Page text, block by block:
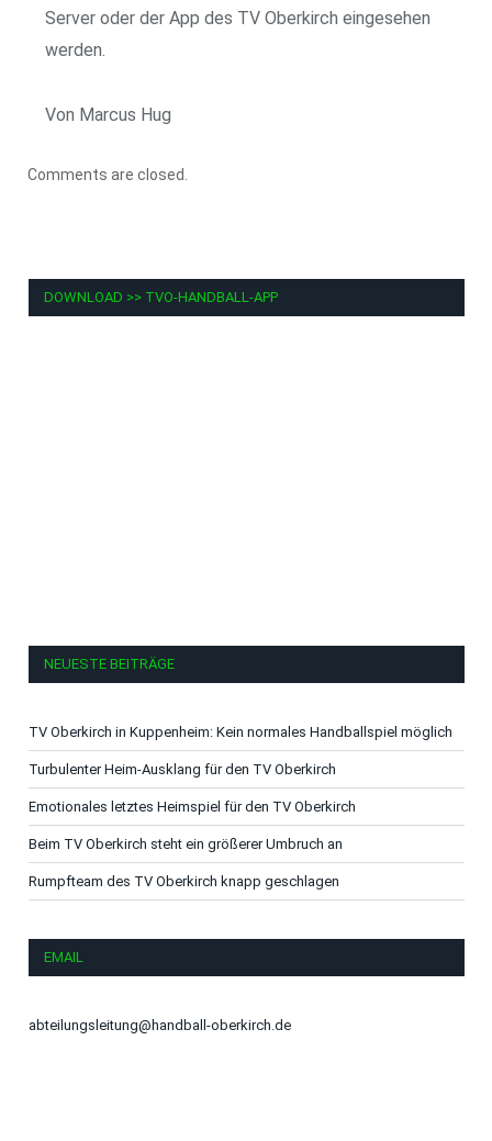
Server oder der App des TV Oberkirch eingesehen
werden.
Von Marcus Hug
Comments are closed.
DOWNLOAD >> TVO-HANDBALL-APP
NEUESTE BEITRÄGE
TV Oberkirch in Kuppenheim: Kein normales Handballspiel möglich
Turbulenter Heim-Ausklang für den TV Oberkirch
Emotionales letztes Heimspiel für den TV Oberkirch
Beim TV Oberkirch steht ein größerer Umbruch an
Rumpfteam des TV Oberkirch knapp geschlagen
EMAIL
abteilungsleitung@handball-oberkirch.de